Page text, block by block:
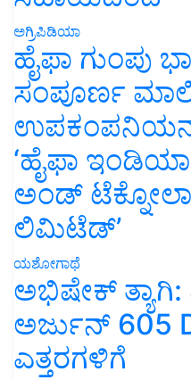
ಅಗ್ರಿಪಿಡಿಯಾ
ಹೈಫಾ ಗುಂಪು
ಸಂಪೂರ್ಣ
‘ಹೈಫಾ
ಅಂಡ್
ಲಿಮಿಟೆಡ್’
ಯಶೋಗಾಥೆ
ಅಭಿಷೇಕ್ ತ್ಯಾಗಿ:
ಅರ್ಜುನ್ 605
ಎತ್ತರಗಳಿಗೆ